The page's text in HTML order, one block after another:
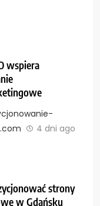
wspiera
4 dni ago
strony
w Gdańsku